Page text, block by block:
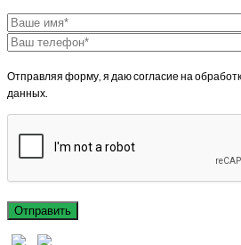
Отправляя форму, я даю согласие на
данных.